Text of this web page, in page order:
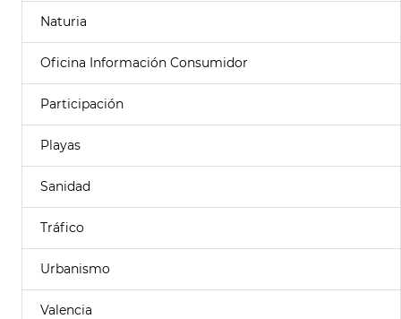
Naturia
Oficina Información Consumidor
Participación
Playas
Sanidad
Tráfico
Urbanismo
Valencia